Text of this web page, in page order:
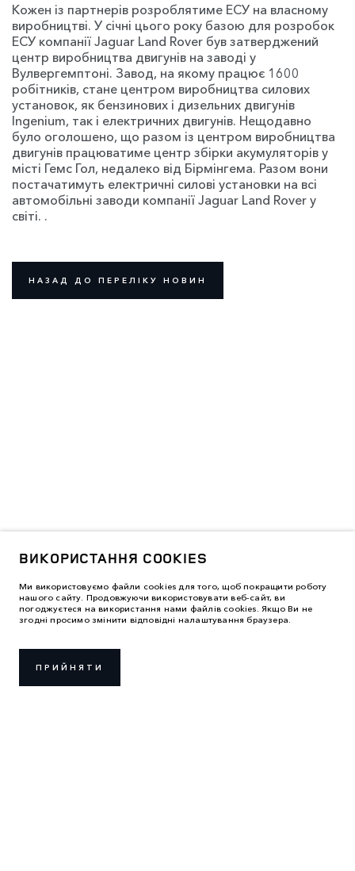
ВИКОРИСТАННЯ COOKIES
Ми використовуємо файли cookies для того, щоб покращити роботу
нашого сайту. Продовжуючи використовувати веб-сайт, ви
погоджуєтеся на використання нами файлів cookies. Якщо Ви не
згодні просимо змінити відповідні налаштування браузера.
ПРИЙНЯТИ
Кожен із партнерів розроблятиме ЕСУ на власному
виробництві. У січні цього року базою для розробок
ЕСУ компанії Jaguar Land Rover був затверджений
центр виробництва двигунів на заводі у
Вулвергемптоні. Завод, на якому працює 1600
робітників, стане центром виробництва силових
установок, як бензинових і дизельних двигунів
Ingenium, так і електричних двигунів. Нещодавно
було оголошено, що разом із центром виробництва
двигунів працюватиме центр збірки акумуляторів у
місті Гемс Гол, недалеко від Бірмінгема. Разом вони
постачатимуть електричні силові установки на всі
автомобільні заводи компанії Jaguar Land Rover у
світі. .
НАЗАД ДО ПЕРЕЛІКУ НОВИН